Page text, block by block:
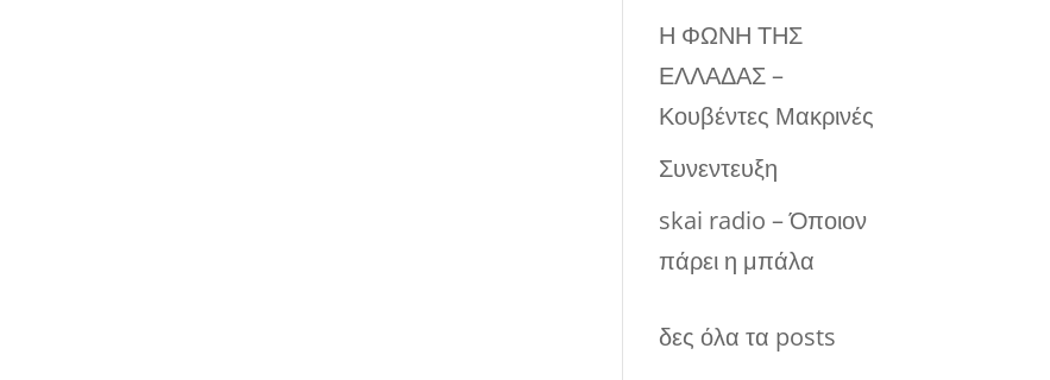
Η ΦΩΝΗ ΤΗΣ
ΕΛΛΑΔΑΣ –
Κουβέντες Μακρινές
Συνεντευξη
skai radio – Όποιον
πάρει η μπάλα
δες όλα τα posts